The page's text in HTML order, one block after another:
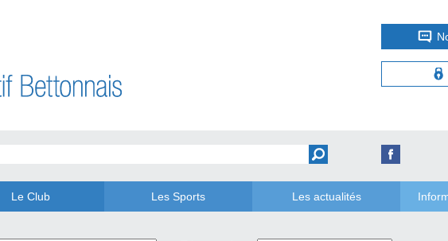
Le Club Les Sports Les actualités